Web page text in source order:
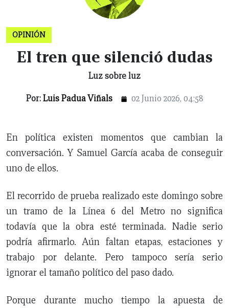
LEÓN
DE
VIDA
OPINIÓN
El tren que silenció dudas
Luz sobre luz
Por:Luis Padua Viñals 02 Junio 2026, 04:58
En política existen momentos que cambian la
conversación. Y Samuel García acaba de conseguir
uno de ellos.
El recorrido de prueba realizado este domingo sobre
un tramo de la Línea 6 del Metro no significa
todavía que la obra esté terminada. Nadie serio
podría afirmarlo. Aún faltan etapas, estaciones y
trabajo por delante. Pero tampoco sería serio
ignorar el tamaño político del paso dado.
Porque durante mucho tiempo la apuesta de